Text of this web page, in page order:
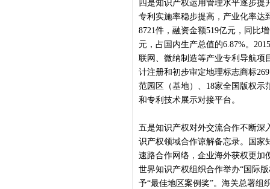
四是知识产权运用管理水平逐步提
专利实施率稳步提高，产业化率达
8721件，融资金额519亿元，同比
元，占国内生产总值的6.87%。
联网、微纳制造等产业专利导航项
计注册和初步审定地理标志商标
范园区（基地）、18家全国版权
和专利技术展示对接平台。
五是知识产权对外交流合作不断深
识产权领域合作谅解备忘录。国家
速路合作网络，企业海外获权更加
世界知识产权组织合作举办“国际
予“最佳地区案例奖”。海关总署组